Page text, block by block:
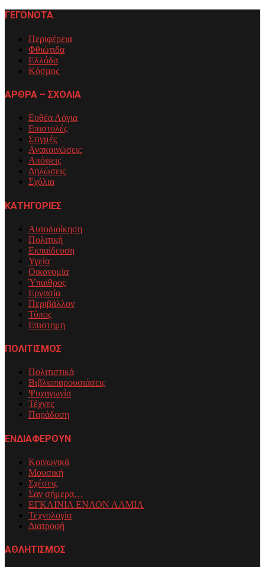
ΓΕΓΟΝΟΤΑ
Περιφέρεια
Φθιώτιδα
Ελλάδα
Κόσμος
ΑΡΘΡΑ – ΣΧΟΛΙΑ
Ευθέα Λόγια
Επιστολές
Στιγμές
Ανακοινώσεις
Απόψεις
Δηλώσεις
Σχόλια
ΚΑΤΗΓΟΡΙΕΣ
Αυτοδιοίκηση
Πολιτική
Εκπαίδευση
Υγεία
Οικονομία
Ύπαιθρος
Εργασία
Περιβάλλον
Τύπος
Επιστημη
ΠΟΛΙΤΙΣΜΟΣ
Πολιτιστικά
Βιβλιοπαρουσιάσεις
Ψυχαγωγία
Τέχνες
Παράδοση
ΕΝΔΙΑΦΕΡΟΥΝ
Κοινωνικά
Μουσική
Σχέσεις
Σαν σήμερα…
ΕΓΚΑΙΝΙΑ ΕΝΑΟΝ ΛΑΜΙΑ
Τεχνολογία
Διατροφή
ΑΘΛΗΤΙΣΜΟΣ